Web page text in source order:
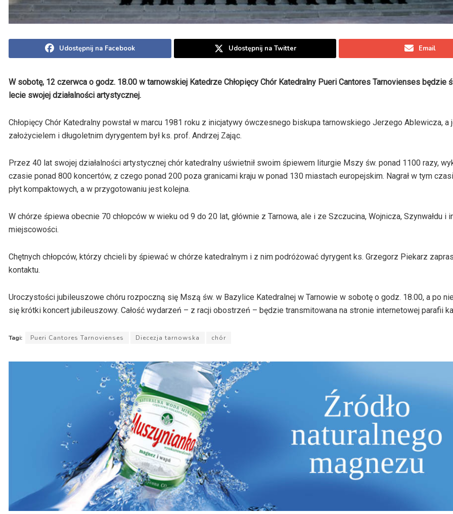
Udostępnij na Facebook Udostępnij na Twitter Email
W sobotę, 12 czerwca o godz. 18.00 w tarnowskiej Katedrze Chłopięcy Chór Katedralny Pueri Cantores Tarnovienses będzie
lecie swojej działalności artystycznej.
Chłopięcy Chór Katedralny powstał w marcu 1981 roku z inicjatywy ówczesnego biskupa tarnowskiego Jerzego Ablewicza, a
założycielem i długoletnim dyrygentem był ks. prof. Andrzej Zając.
Przez 40 lat swojej działalności artystycznej chór katedralny uświetnił swoim śpiewem liturgie Mszy św. ponad 1100 razy,
czasie ponad 800 koncertów, z czego ponad 200 poza granicami kraju w ponad 130 miastach europejskim. Nagrał w tym
płyt kompaktowych, a w przygotowaniu jest kolejna.
W chórze śpiewa obecnie 70 chłopców w wieku od 9 do 20 lat, głównie z Tarnowa, ale i ze Szczucina, Wojnicza, Szynwałdu i
miejscowości.
Chętnych chłopców, którzy chcieli by śpiewać w chórze katedralnym i z nim podróżować dyrygent ks. Grzegorz Piekarz
kontaktu.
Uroczystości jubileuszowe chóru rozpoczną się Mszą św. w Bazylice Katedralnej w Tarnowie w sobotę o godz. 18.00, a po
się krótki koncert jubileuszowy. Całość wydarzeń – z racji obostrzeń – będzie transmitowana na stronie internetowej parafii
Tagi: Pueri Cantores Tarnovienses Diecezja tarnowska chór